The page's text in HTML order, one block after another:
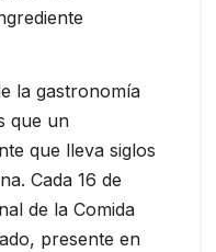
la gastronomía
que un
que lleva siglos
Cada 16 de
de la Comida
presente en